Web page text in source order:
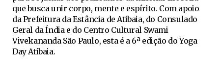
que busca unir corpo, mente e espírito. Com apoio
da Prefeitura da Estância de Atibaia, do Consulado
Geral da Índia e do Centro Cultural Swami
Vivekananda São Paulo, esta é a 6ª edição do Yoga
Day Atibaia.